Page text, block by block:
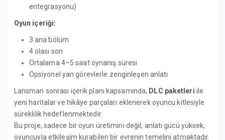
entegrasyonu)
Oyun içeriği:
3 ana bölüm
4 olası son
Ortalama 4–5 saat oynanış süresi
Opsiyonel yan görevlerle zenginleşen anlatı
Lansman sonrası içerik planı kapsamında, DLC paketleri ile
yeni haritalar ve hikâye parçaları eklenerek oyuncu kitlesiyle
süreklilik hedeflenmektedir.
Bu proje, sadece bir oyun üretimini değil; anlatı gücü yüksek,
oyuncuyla etkileşim kurabilen bir evrenin temelini atmaktadır.